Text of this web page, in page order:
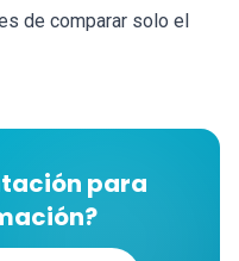
de comparar solo el
para